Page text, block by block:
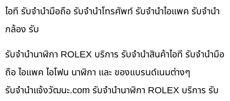
ไอที รับจำนำมือถือ รับจำนำโทรศัพท์ รับจำนำไอแพค รับจำนำ
กล้อง รับ
รับจำนำนาฬิกา ROLEX บริการ รับจำนำสินค้าไอที รับจำนำมือ
ถือ ไอแพค ไอโฟน นาฬิกา และ ของแบรนด์เนมต่างๆ
รับจํานําแจ้งวัฒนะ.com รับจำนำนาฬิกา ROLEX บริการ รับ